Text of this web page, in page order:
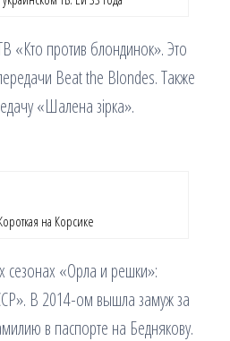
«Кто против блондинок». Это
Beat the Blondes. Также
«Шалена зірка».
на Корсике
сезонах «Орла и решки»:
В 2014-ом вышла замуж за
в паспорте на Беднякову.